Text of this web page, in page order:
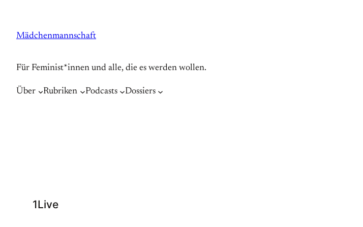
springen
Mädchenmannschaft
Für Feminist*innen und alle, die es werden wollen.
Über Rubriken Podcasts Dossiers
1Live